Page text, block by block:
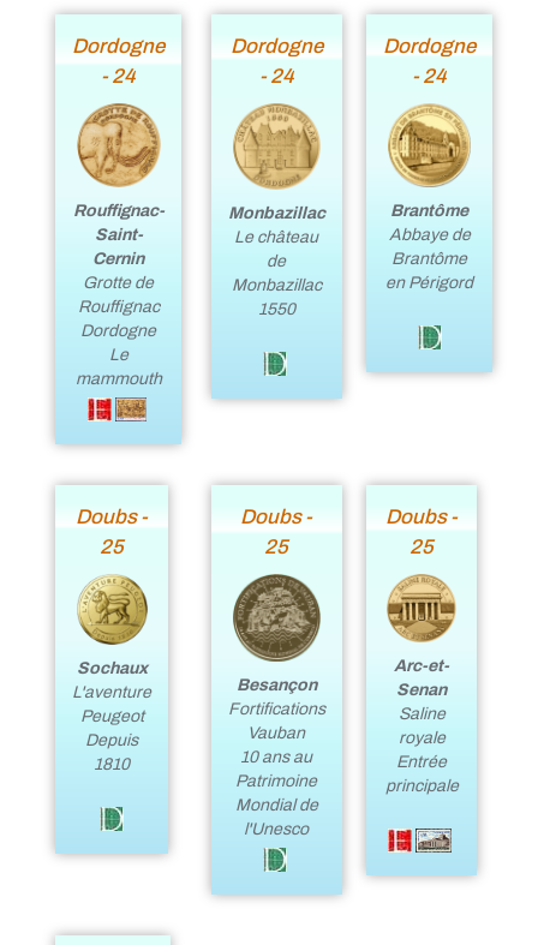
Dordogne
- 24
Rouffignac-
Saint-
Cernin
Grotte de
Rouffignac
Dordogne
Le
mammouth
Dordogne
- 24
Monbazillac
Le château
de
Monbazillac
1550
Dordogne
- 24
Brantôme
Abbaye de
Brantôme
en Périgord
Doubs -
25
Sochaux
L'aventure
Peugeot
Depuis
1810
Doubs -
25
Besançon
Fortifications
Vauban
10 ans au
Patrimoine
Mondial de
l'Unesco
Doubs -
25
Arc-et-
Senan
Saline
royale
Entrée
principale